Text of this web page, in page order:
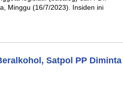
Minggu (16/7/2023). Insiden ini
Satpol PP Diminta